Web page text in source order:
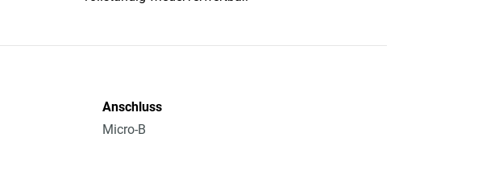
Anschluss
Micro-B